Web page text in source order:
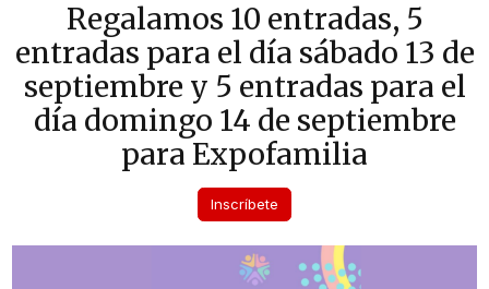
Regalamos 10 entradas, 5
entradas para el día sábado 13 de
septiembre y 5 entradas para el
día domingo 14 de septiembre
para Expofamilia
Inscríbete